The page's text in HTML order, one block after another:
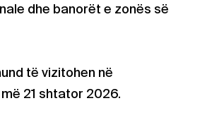
dhe banorët e zonës së
të vizitohen në
21 shtator 2026.